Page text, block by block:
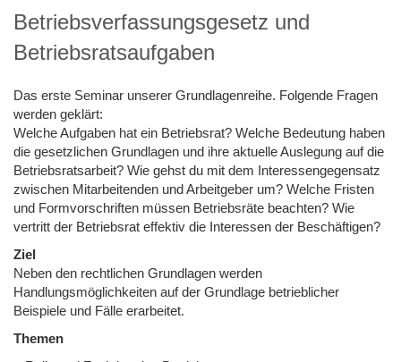
Betriebsverfassungsgesetz und
Betriebsratsaufgaben
Das erste Seminar unserer Grundlagenreihe. Folgende Fragen
werden geklärt:
Welche Aufgaben hat ein Betriebsrat? Welche Bedeutung haben
die gesetzlichen Grundlagen und ihre aktuelle Auslegung auf die
Betriebsratsarbeit? Wie gehst du mit dem Interessengegensatz
zwischen Mitarbeitenden und Arbeitgeber um? Welche Fristen
und Formvorschriften müssen Betriebsräte beachten? Wie
vertritt der Betriebsrat effektiv die Interessen der Beschäftigen?
Ziel
Neben den rechtlichen Grundlagen werden
Handlungsmöglichkeiten auf der Grundlage betrieblicher
Beispiele und Fälle erarbeitet.
Themen